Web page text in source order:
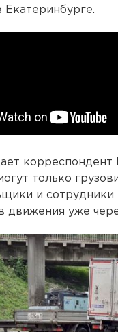
Екатеринбурге.
только
и
движения уже